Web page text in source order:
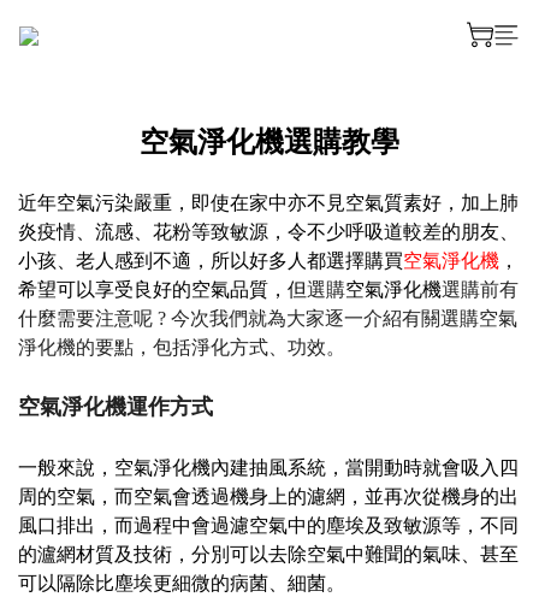
空氣淨化機選購教學
近年空氣污染嚴重，即使在家中亦不見空氣質素好，加上肺
炎疫情、流感、花粉等致敏源，令不少呼吸道較差的朋友、
小孩、老人感到不適，所以好多人都選擇購買空氣淨化機 ，
希望可以享受良好的空氣品質，但選購空氣淨化機選購前有
什麼需要注意呢 ? 今次我們就為大家逐一介紹有關選購空氣
淨化機的要點，包括淨化方式、 功效。
空氣淨化機運作方式
一般來說，空氣淨化機內建抽風系統，當開動時就會吸入四
周的空氣，而空氣會透過機身上的濾網，並再次從機身的出
風口排出，而過程中會過濾空氣中的塵埃及致敏源等，不同
的瀘網材質及技術，分別可以去除空氣中難聞的氣味、甚至
可以隔除比塵埃更細微的病菌、細菌。